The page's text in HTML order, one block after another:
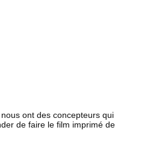
ont des concepteurs qui
de faire le film imprimé de